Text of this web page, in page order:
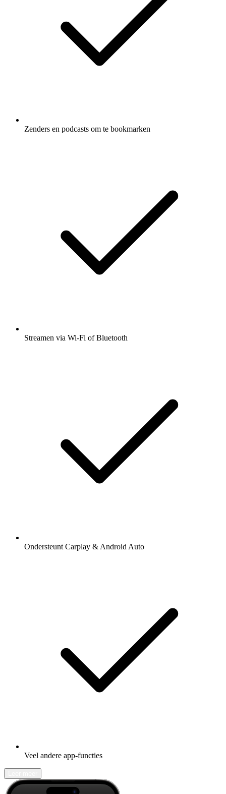
Zenders en podcasts om te bookmarken
Streamen via Wi-Fi of Bluetooth
Ondersteunt Carplay & Android Auto
Veel andere app-functies